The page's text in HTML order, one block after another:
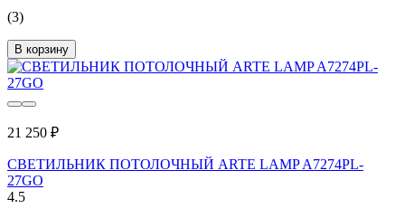
(3)
В корзину
21 250 ₽
СВЕТИЛЬНИК ПОТОЛОЧНЫЙ ARTE LAMP A7274PL-
27GO
4.5